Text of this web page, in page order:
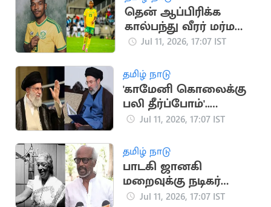
தென் ஆப்பிரிக்க
கால்பந்து வீரர் மர்ம
மரணம்
Jul 11, 2026, 17:07 IST
தமிழ் நாடு
'காமேனி கொலைக்கு
பலி தீர்ப்போம்'..
அமெரிக்கா,
Jul 11, 2026, 17:07 IST
தமிழ் நாடு
பாடகி ஜானகி
மறைவுக்கு நடிகர்
ரஜினிகாந்த் இரங்கல்
Jul 11, 2026, 17:07 IST